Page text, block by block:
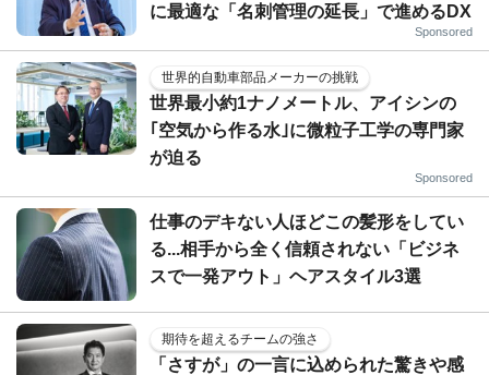
に最適な「名刺管理の延長」で進めるDX
Sponsored
世界的自動車部品メーカーの挑戦
世界最小約1ナノメートル、アイシンの
｢空気から作る水｣に微粒子工学の専門家
が迫る
Sponsored
仕事のデキない人ほどこの髪形をしてい
る...相手から全く信頼されない「ビジネ
スで一発アウト」ヘアスタイル3選
期待を超えるチームの強さ
「さすが」の一言に込められた驚きや感